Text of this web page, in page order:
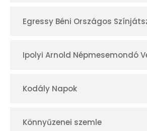
Egressy Béni Országos
Ipolyi Arnold Népmesemondó
Kodály Napok
Könnyűzenei szemle